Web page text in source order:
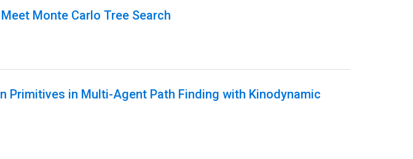
Monte Carlo Tree Search
Primitives in Multi-Agent Path Finding with Kinodynamic